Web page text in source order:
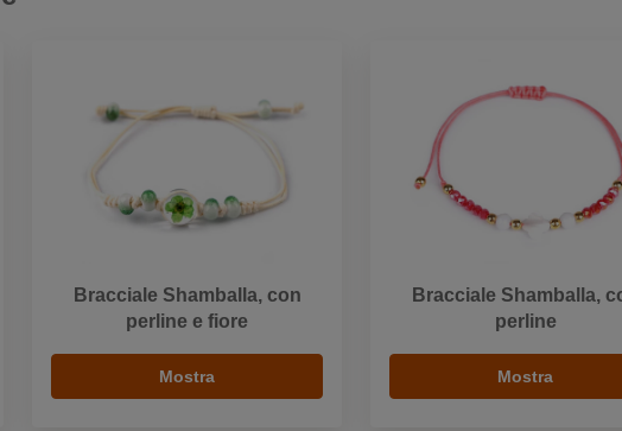
Bracciale Shamballa, con
perline e fiore
Mostra
Bracciale Shamballa,
perline
Mostra